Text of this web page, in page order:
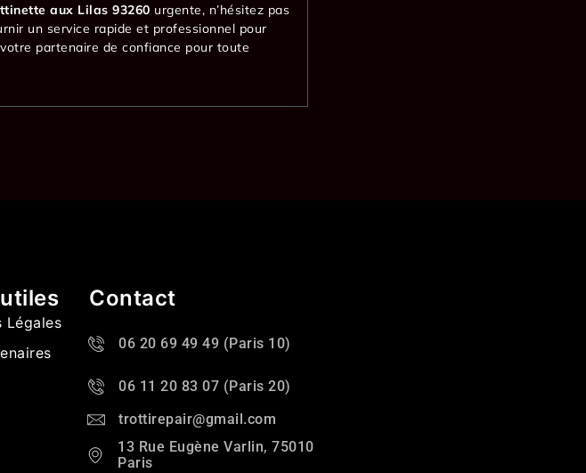
aux Lilas 93260 urgente, n’hésitez pas
un service rapide et professionnel pour
partenaire de confiance pour toute
Légales
Contact
06 20 69 49 49 (Paris 10)
06 11 20 83 07 (Paris 20)
trottirepair@gmail.com
13 Rue Eugène Varlin, 75010
Paris